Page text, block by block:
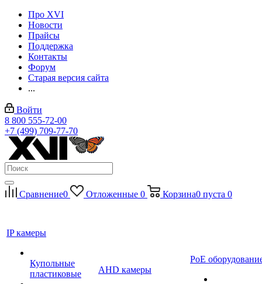
Про XVI
Новости
Прайсы
Поддержка
Контакты
Форум
Старая версия сайта
...
Войти
8 800 555-72-00
+7 (499) 709-77-70
Сравнение0 Отложенные 0 Корзина0 пуста 0
IP камеры
Купольные
пластиковые
AHD камеры
PoE